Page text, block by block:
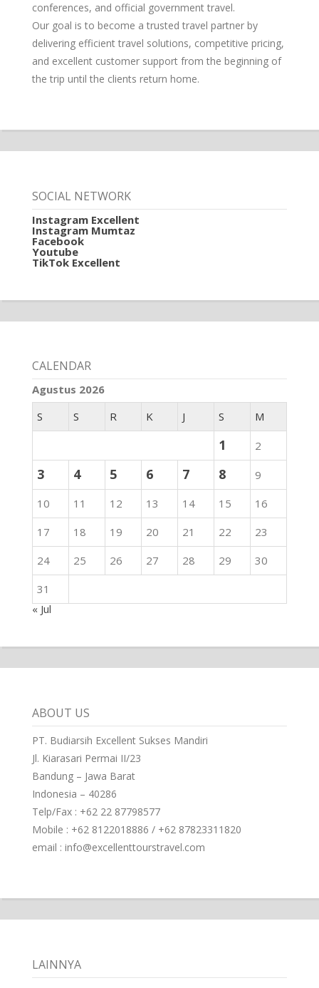
conferences, and official government travel.
Our goal is to become a trusted travel partner by
delivering efficient travel solutions, competitive pricing,
and excellent customer support from the beginning of
the trip until the clients return home.
SOCIAL NETWORK
Instagram Excellent
Instagram Mumtaz
Facebook
Youtube
TikTok Excellent
CALENDAR
Agustus 2026
S
S R K J S M
1 2
3 4 5 6 7 8
9
10
11 12 13 14 15
16
17
18 19 20 21 22
23
24
25 26 27 28 29
30
31
« Jul
ABOUT US
PT. Budiarsih Excellent Sukses Mandiri
Jl. Kiarasari Permai II/23
Bandung – Jawa Barat
Indonesia – 40286
Telp/Fax : +62 22 87798577
Mobile : +62 8122018886 / +62 87823311820
email : info@excellenttourstravel.com
LAINNYA